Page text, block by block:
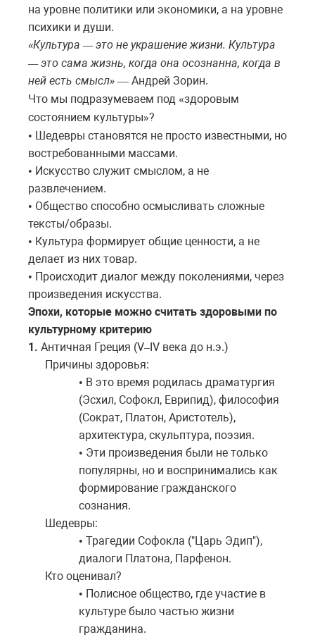
на уровне политики или экономики, а на уровне
психики и души.
«Культура — это не украшение жизни. Культура
— это сама жизнь, когда она осознанна, когда в
ней есть смысл» — Андрей Зорин.
Что мы подразумеваем под «здоровым
состоянием культуры»?
• Шедевры становятся не просто известными, но
востребованными массами.
• Искусство служит смыслом, а не
развлечением.
• Общество способно осмысливать сложные
тексты/образы.
• Культура формирует общие ценности, а не
делает из них товар.
• Происходит диалог между поколениями, через
произведения искусства.
Эпохи, которые можно считать здоровыми по
культурному критерию
1. Античная Греция (V– IV века до н.э.)
Причины здоровья:
• В это время родилась драматургия
(Эсхил, Софокл, Еврипид), философия
(Сократ, Платон, Аристотель),
архитектура, скульптура, поэзия.
• Эти произведения были не только
популярны, но и воспринимались как
формирование гражданского
сознания.
Шедевры:
• Трагедии Софокла ("Царь Эдип"),
диалоги Платона, Парфенон.
Кто оценивал?
• Полисное общество, где участие в
культуре было частью жизни
гражданина.